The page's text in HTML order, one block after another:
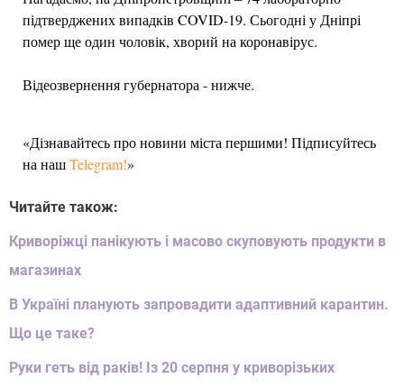
підтверджених випадків COVID-19. Сьогодні у Дніпрі
помер ще один чоловік, хворий на коронавірус.
Відеозвернення губернатора - нижче.
«Дізнавайтесь про новини міста першими! Підписуйтесь
на нашTelegram!»
Читайте також:
Криворіжці панікують і масово скуповують продукти в
магазинах
В Україні планують запровадити адаптивний карантин.
Що це таке?
Руки геть від раків! Із 20 серпня у криворізьких